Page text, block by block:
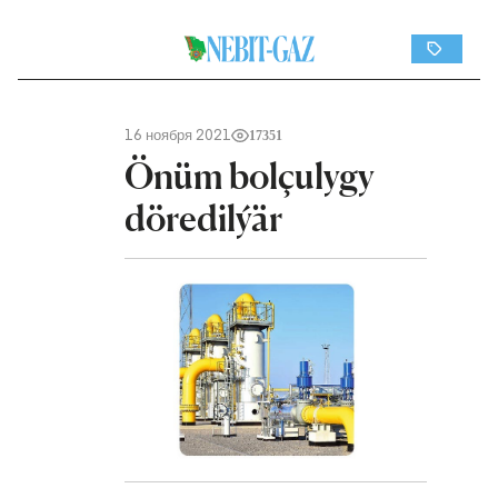
16 ноября 2021 17351
Önüm bolçulygy
döredilýär